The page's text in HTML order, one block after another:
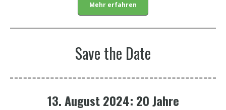
Mehr erfahren
Save the Date
13. August 2024: 20 Jahre